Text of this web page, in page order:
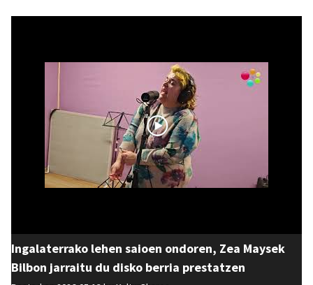
Ingalaterrako lehen saioen ondoren, Zea Maysek
Bilbon jarraitu du disko berria prestatzen